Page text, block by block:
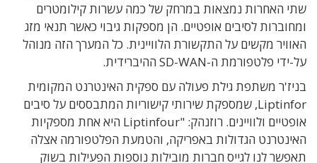
שתי האחרות נמצאות במרחק של כמה עשרות קילומטרים
ומחוברות לסיבים אופטיים. הן מספקות גיבוי כאשר תנאי מזג
האוויר מקשים על התקשורת הלוויינית. כל המערך הזה מנוהל
על-ידי פלטפורמת ה-SD-WAN ההיברידית.
בניז'ר משתפת גילת פעולה עם ספקית האינטרנט המקומית
Liptinfor, שמספקת שירותי קישוריות המתבססים על סיבים
אופטיים ולוויינים. רוזנהק: "Liptinfour היא אחת מספקיות
האינטרנט הגדולות באפריקה, והטמעת הפלטפורמה אצלה
תאפשר לנו לגייס חברות מובילות נוספות הפעילות בשוק